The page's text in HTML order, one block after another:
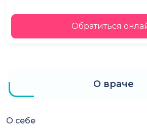
Обратиться
О враче
О себе